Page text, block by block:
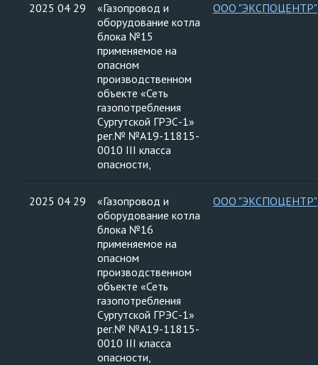
2025 04 29
«Газопровод и
оборудование котла
блока №15
применяемое на
опасном
производственном
объекте «Сеть
газопотребления
Сургутской ГРЭС-1»
рег.№ №А19-11815-
0010 III класса
опасности,
ООО "ЭКСПОЦЕНТР"
2025 04 29
«Газопровод и
оборудование котла
блока №16
применяемое на
опасном
производственном
объекте «Сеть
газопотребления
Сургутской ГРЭС-1»
рег.№ №А19-11815-
0010 III класса
опасности,
ООО "ЭКСПОЦЕНТР"